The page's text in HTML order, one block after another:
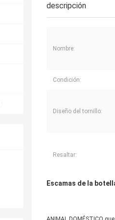
descripción
Nombre:
Condición:
Diseño del tornillo:
Resaltar:
Escamas de la